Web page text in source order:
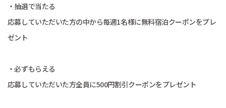
・抽選で当たる
応募していただいた方の中から毎週1名様に無料宿泊クーポンをプレ
ゼント
・必ずもらえる
応募していただいた方全員に500円割引クーポンをプレゼント